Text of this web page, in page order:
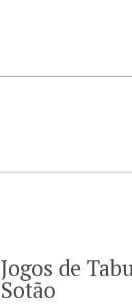
Jogos de
Sotão